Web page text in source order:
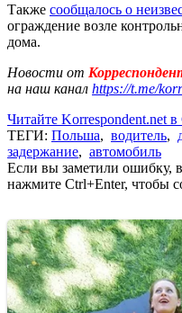
Также сообщалось о
ограждение возле
дома.
Новости от
на наш канал https://t.me/
Читайте Korrespondent.net
ТЕГИ: Польша, водитель,
задержание, автомобиль
Если вы заметили ошибку,
нажмите Ctrl+Enter, чтобы